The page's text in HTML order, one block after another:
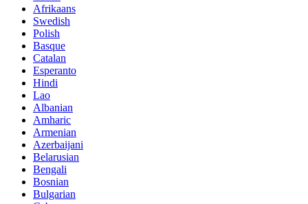
Afrikaans
Swedish
Polish
Basque
Catalan
Esperanto
Hindi
Lao
Albanian
Amharic
Armenian
Azerbaijani
Belarusian
Bengali
Bosnian
Bulgarian